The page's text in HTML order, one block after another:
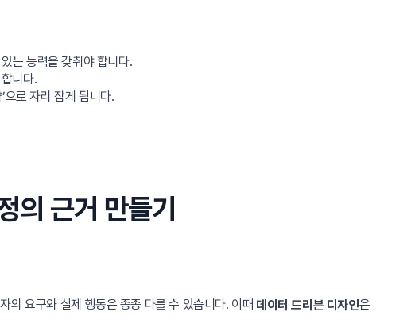
는 능력을 갖춰야 합니다.
니다.
으로 자리 잡게 됩니다.
의 근거 만들기
요구와 실제 행동은 종종 다를 수 있습니다. 이때 데이터 드리븐 디자인은